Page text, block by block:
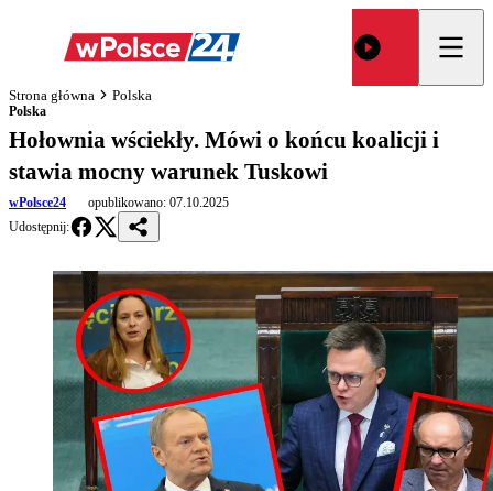
Strona główna Polska
Polska
Hołownia wściekły. Mówi o końcu koalicji i
stawia mocny warunek Tuskowi
wPolsce24 opublikowano: 07.10.2025
Udostępnij: